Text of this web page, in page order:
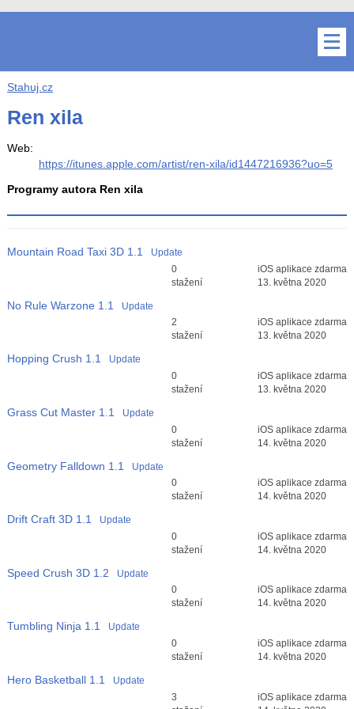
Stahuj.cz
Ren xila
Web:
https://itunes.apple.com/artist/ren-xila/id1447216936?uo=5
Programy autora Ren xila
Mountain Road Taxi 3D 1.1
Update
Průměr hodnocení
0
stažení
iOS aplikace zdarma
13. května 2020
No Rule Warzone 1.1
Update
Průměr hodnocení
2
stažení
iOS aplikace zdarma
13. května 2020
Hopping Crush 1.1
Update
Průměr hodnocení
0
stažení
iOS aplikace zdarma
13. května 2020
Grass Cut Master 1.1
Update
Průměr hodnocení
0
stažení
iOS aplikace zdarma
14. května 2020
Geometry Falldown 1.1
Update
Průměr hodnocení
0
stažení
iOS aplikace zdarma
14. května 2020
Drift Craft 3D 1.1
Update
Průměr hodnocení
0
stažení
iOS aplikace zdarma
14. května 2020
Speed Crush 3D 1.2
Update
Průměr hodnocení
0
stažení
iOS aplikace zdarma
14. května 2020
Tumbling Ninja 1.1
Update
Průměr hodnocení
0
stažení
iOS aplikace zdarma
14. května 2020
Hero Basketball 1.1
Update
Průměr hodnocení
3
iOS aplikace zdarma